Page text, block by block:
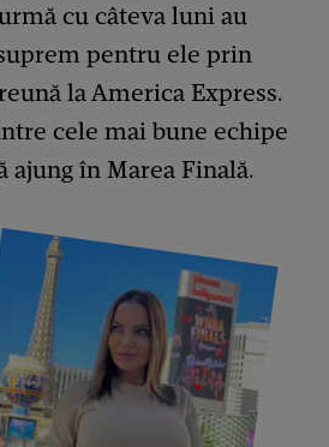
cu câteva luni au
pentru ele prin
la America Express.
cele mai bune echipe
ajung în Marea Finală.